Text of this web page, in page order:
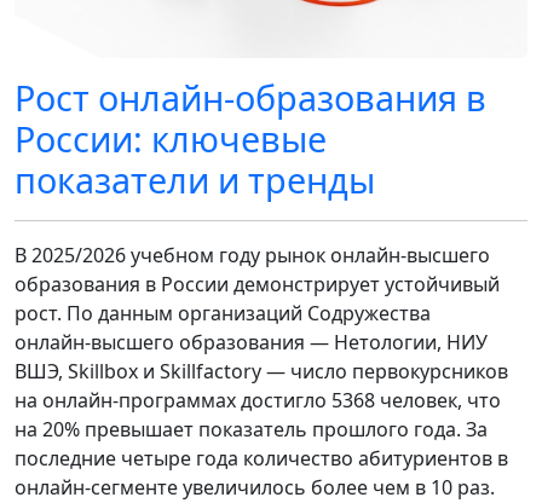
Рост онлайн‑образования в
России: ключевые
показатели и тренды
В 2025/2026 учебном году рынок онлайн‑высшего
образования в России демонстрирует устойчивый
рост. По данным организаций Содружества
онлайн‑высшего образования — Нетологии, НИУ
ВШЭ, Skillbox и Skillfactory — число первокурсников
на онлайн‑программах достигло 5368 человек, что
на 20% превышает показатель прошлого года. За
последние четыре года количество абитуриентов в
онлайн‑сегменте увеличилось более чем в 10 раз.